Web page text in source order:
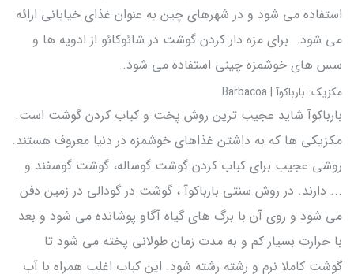
استفاده می شود و در شهرهای چین به عنوان غذای خیابانی ارائه
می شود. برای مزه دار کردن گوشت در شائوکائو از ادویه ها و
سس های خوشمزه چینی استفاده می شود.
مکزیک: بارباکوآ | Barbacoa
بارباکوآ شاید عجیب ترین روش پخت و کباب کردن گوشت است.
مکزیکی ها که به داشتن غذاهای خوشمزه در دنیا معروف هستند.
روشی عجیب برای کباب کردن گوشت گوساله، گوشت گوسفند و
... دارند. در روش سنتی بارباکوآ ، گوشت در گودالی در زمین دفن
می شود و روی آن با برگ های گیاه آگاو پوشانده می شود و بعد
با حرارت بسیار کم و به مدت زمان طولانی پخته می شود تا
گوشت کاملا نرم و رشته رشته شود. این کباب اغلب همراه با آب